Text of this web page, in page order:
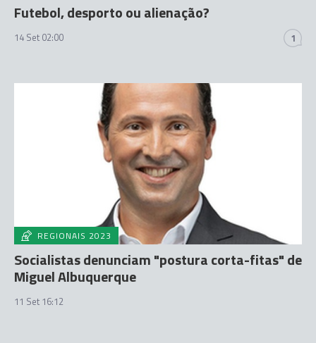
Futebol, desporto ou alienação?
14 Set 02:00 1
REGIONAIS 2023
Socialistas denunciam "postura corta-fitas" de
Miguel Albuquerque
11 Set 16:12